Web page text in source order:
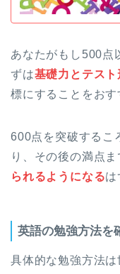
あなたがもし500点
ずは基礎力とテス
標にすることをおす
600点を突破するこ
り、その後の満点
られるようになるは
英語の勉強方法を
具体的な勉強方法